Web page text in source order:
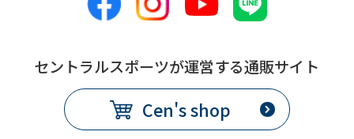
セントラルスポーツが運営する通販サイト
Cen's shop